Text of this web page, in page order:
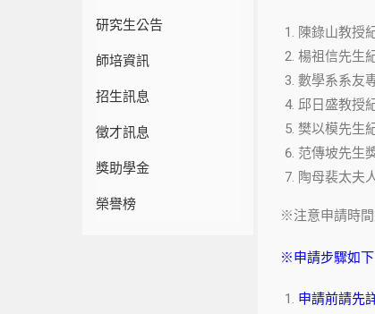
研究生公告
師培資訊
招生訊息
徵才訊息
獎助學金
榮譽榜
陳錄山教授
楊祖信先生
數學系系友
邱日盛教授
樊以模先生
范傳坡先生
陶母裴太夫
※注意申請時
※申請步驟如下
申請前請先